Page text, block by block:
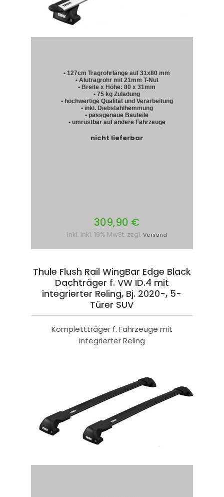
• 127cm Tragrohrlänge auf 31x80 mm
• Alutragrohr mit 21mm T-Nut
• Breite x Höhe: 80 x 31mm
• 75 kg Zuladung
• hochwertige Qualität und Verarbeitung
• inkl. Diebstahlhemmung
• passgenaue Bauteile
• umrüstbar auf andere Fahrzeuge
nicht lieferbar
309,90 €
inkl. inkl. 19% MwSt. zzgl. Versand
Thule Flush Rail WingBar Edge Black
Dachträger f. VW ID.4 mit
integrierter Reling, Bj. 2020-, 5-
Türer SUV
Komplettträger f. Fahrzeuge mit
integrierter Reling